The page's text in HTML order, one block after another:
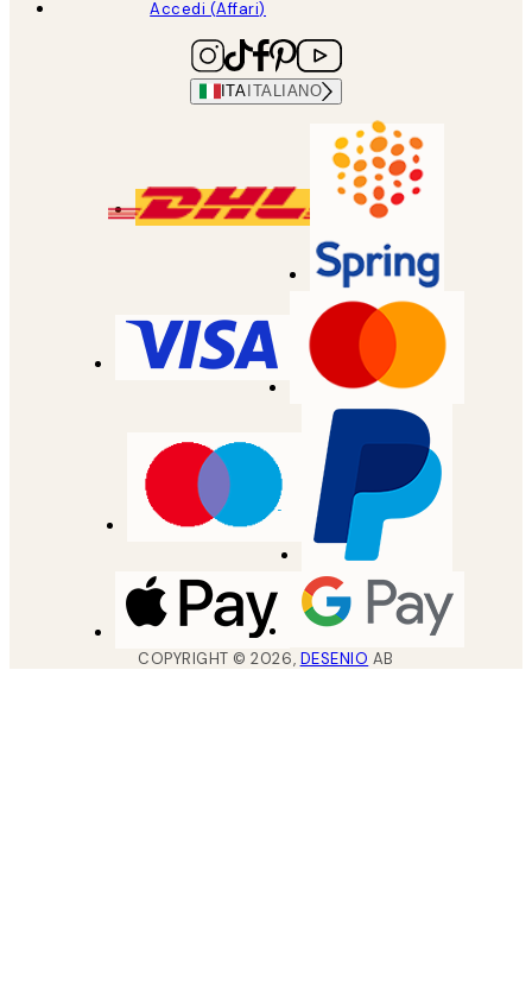
Accedi (Affari)
ITA ITALIANO
COPYRIGHT ©2026, DESENIO AB